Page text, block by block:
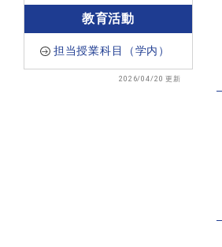
教育活動
担当授業科目（学内）
2026/04/20 更新